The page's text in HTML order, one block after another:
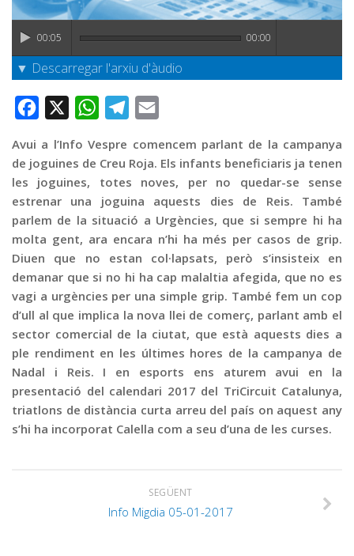
Publicitat
00:05 00:00
▼ Descarregar l'arxiu d'àudio
Facebook WhatsAppTelegram
Avui a l’Info Vespre comencem parlant de la campanya
de joguines de Creu Roja. Els infants beneficiaris ja tenen
les joguines, totes noves, per no quedar-se sense
estrenar una joguina aquests dies de Reis. També
parlem de la situació a Urgències, que si sempre hi ha
molta gent, ara encara n’hi ha més per casos de grip.
Diuen que no estan col·lapsats, però s’insisteix en
demanar que si no hi ha cap malaltia afegida, que no es
vagi a urgències per una simple grip. També fem un cop
d’ull al que implica la nova llei de comerç, parlant amb el
sector comercial de la ciutat, que està aquests dies a
ple rendiment en les últimes hores de la campanya de
Nadal i Reis. I en esports ens aturem avui en la
presentació del calendari 2017 del TriCircuit Catalunya,
triatlons de distància curta arreu del país on aquest any
s’hi ha incorporat Calella com a seu d’una de les curses.
SEGÜENT
Info Migdia 05-01-2017